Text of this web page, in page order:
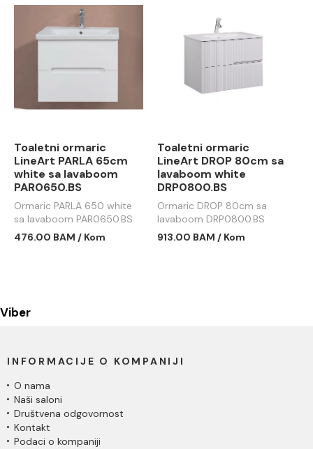
Toaletni ormaric
LineArt PARLA 65cm
white sa lavaboom
PAR0650.BS
Ormaric PARLA 650 white
sa lavaboom PAR0650.BS
476.00 BAM / Kom
Toaletni ormaric
LineArt DROP 80cm sa
lavaboom white
DRP0800.BS
Ormaric DROP 80cm sa
lavaboom DRP0800.BS
913.00 BAM / Kom
Viber
INFORMACIJE O KOMPANIJI
O nama
Naši saloni
Društvena odgovornost
Kontakt
Podaci o kompaniji